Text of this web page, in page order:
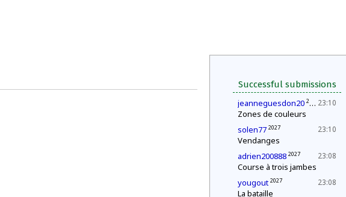
Successful submissions
23:10
jeanneguesdon20 2027
Zones de couleurs
23:10
solen77 2027
Vendanges
23:08
adrien200888 2027
Course à trois jambes
23:08
yougout 2027
La bataille